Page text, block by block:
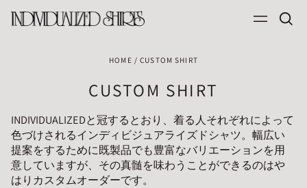
Menu
HOME / CUSTOM SHIRT
CUSTOM SHIRT
INDIVIDUALIZEDと冠するとおり、着る人それぞれによって
色づけされるインディビジュアライズドシャツ。幅広い
提案をするために既製品でも豊富なバリエーションを用
意していますが、その真髄を味わうことができるのはや
はりカスタムオーダーです。